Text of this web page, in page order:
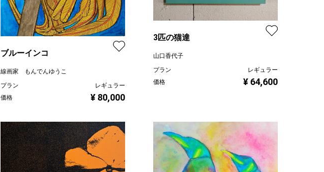
ブルーインコ
線画家 もんでんゆうこ
プラン
レギュラー
価格
¥ 80,000
3匹の猫達
山口香代子
プラン
レギュラー
価格
¥ 64,600